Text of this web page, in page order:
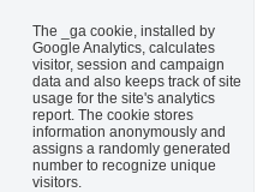
The _ga cookie, installed by
Google Analytics, calculates
visitor, session and campaign
data and also keeps track of site
usage for the site's analytics
report. The cookie stores
information anonymously and
assigns a randomly generated
number to recognize unique
visitors.